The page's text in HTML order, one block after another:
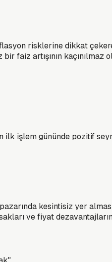
risklerine dikkat
faiz artışının
ilk işlem gününde pozitif
kesintisiz yer
ve fiyat